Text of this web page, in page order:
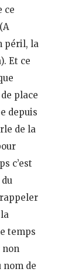
ce
péril, la
Et ce
place
depuis
de la
c’est
temps
non
nom de